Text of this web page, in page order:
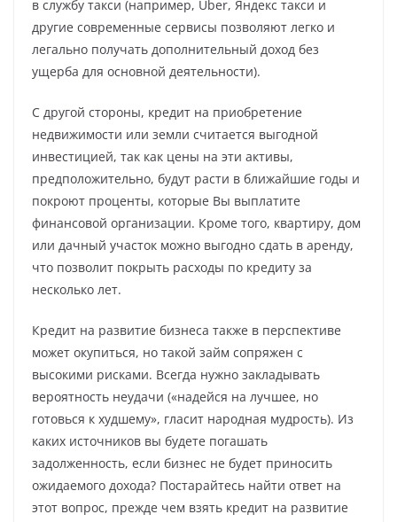
в службу такси (например, Uber, Яндекс такси и
другие современные сервисы позволяют легко и
легально получать дополнительный доход без
ущерба для основной деятельности).
С другой стороны, кредит на приобретение
недвижимости или земли считается выгодной
инвестицией, так как цены на эти активы,
предположительно, будут расти в ближайшие годы и
покроют проценты, которые Вы выплатите
финансовой организации. Кроме того, квартиру, дом
или дачный участок можно выгодно сдать в аренду,
что позволит покрыть расходы по кредиту за
несколько лет.
Кредит на развитие бизнеса также в перспективе
может окупиться, но такой займ сопряжен с
высокими рисками. Всегда нужно закладывать
вероятность неудачи («надейся на лучшее, но
готовься к худшему», гласит народная мудрость). Из
каких источников вы будете погашать
задолженность, если бизнес не будет приносить
ожидаемого дохода? Постарайтесь найти ответ на
этот вопрос, прежде чем взять кредит на развитие